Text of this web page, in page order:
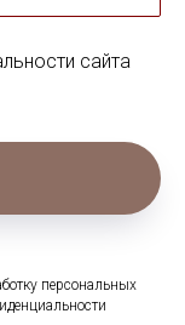
сайта
персональных